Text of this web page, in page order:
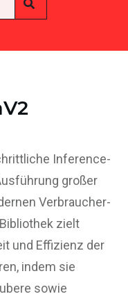
Inference-
großer
Verbraucher-
zielt
und Effizienz der
indem sie
sowie